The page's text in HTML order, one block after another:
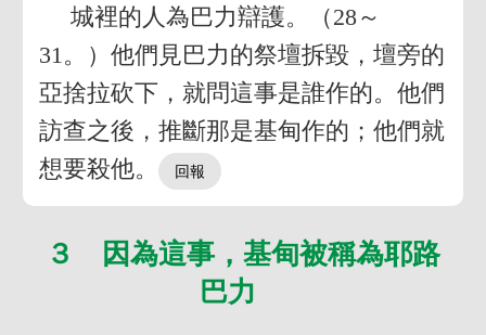
城裡的人為巴力辯護。（28～
31。）他們見巴力的祭壇拆毀，壇旁的
亞捨拉砍下，就問這事是誰作的。他們
訪查之後，推斷那是基甸作的；他們就
想要殺他。
３ 因為這事，基甸被稱為耶路
巴力